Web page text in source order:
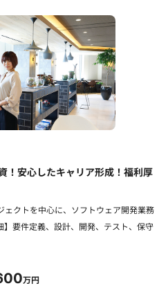
！安心したキャリア形成！福利厚
ェクトを中心に、ソフトウェア開発業務
】要件定義、設計、開発、テスト、保守
万円